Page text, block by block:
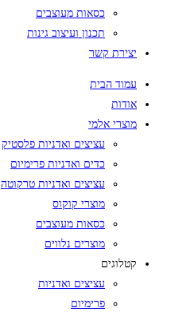
כסאות מעוצבים
תכנון ועיצוב גינות
יצירת קשר
עמוד הבית
אודות
מוצרי אלמי
עציצים ואדניות פלסטיק
כדים ואדניות פרימיום
עציצים ואדניות טרקוטה
מוצרי קוקוס
כסאות מעוצבים
מוצרים נלווים
קטלוגים
עציצים ואדניות
פרימיום